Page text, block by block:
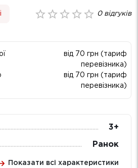
0відгуків
від 70 грн (тариф
перевізника)
від 70 грн (тариф
перевізника)
3+
Ранок
Показати всі характеристики